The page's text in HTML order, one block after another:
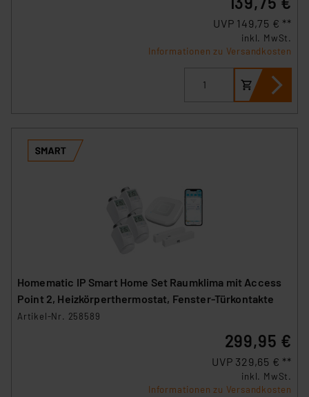
UVP 149,75 € **
inkl. MwSt.
Informationen zu Versandkosten
Homematic IP Smart Home Set Raumklima mit Access
Point 2, Heizkörperthermostat, Fenster-Türkontakte
Artikel-Nr. 258589
299,95 €
UVP 329,65 € **
inkl. MwSt.
Informationen zu Versandkosten